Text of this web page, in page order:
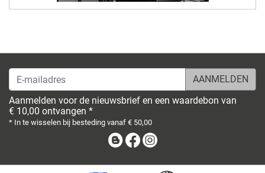
E-mailadres
Aanmelden voor de nieuwsbrief en een waardebon van
€ 10,00 ontvangen *
* In te wisselen bij besteding vanaf € 50,00
BlogFacebook